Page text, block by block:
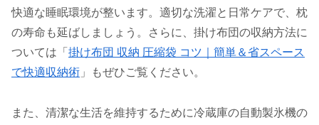
快適な睡眠環境が整います。適切な洗濯と日常ケアで、枕
の寿命も延ばしましょう。さらに、掛け布団の収納方法に
ついては「 掛け布団 収納 圧縮袋 コツ｜簡単＆省スペース
で快適収納術 」もぜひご覧ください。
また、清潔な生活を維持するために冷蔵庫の自動製氷機の